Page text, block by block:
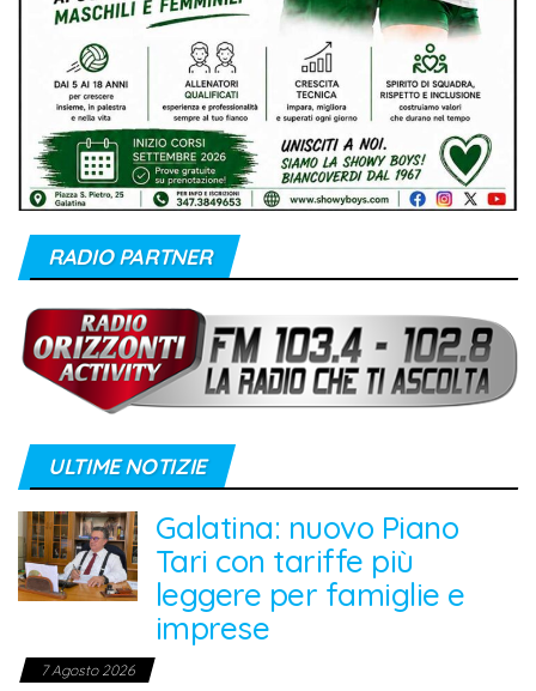
RADIO PARTNER
ULTIME NOTIZIE
Galatina: nuovo Piano
Tari con tariffe più
leggere per famiglie e
imprese
7 Agosto 2026